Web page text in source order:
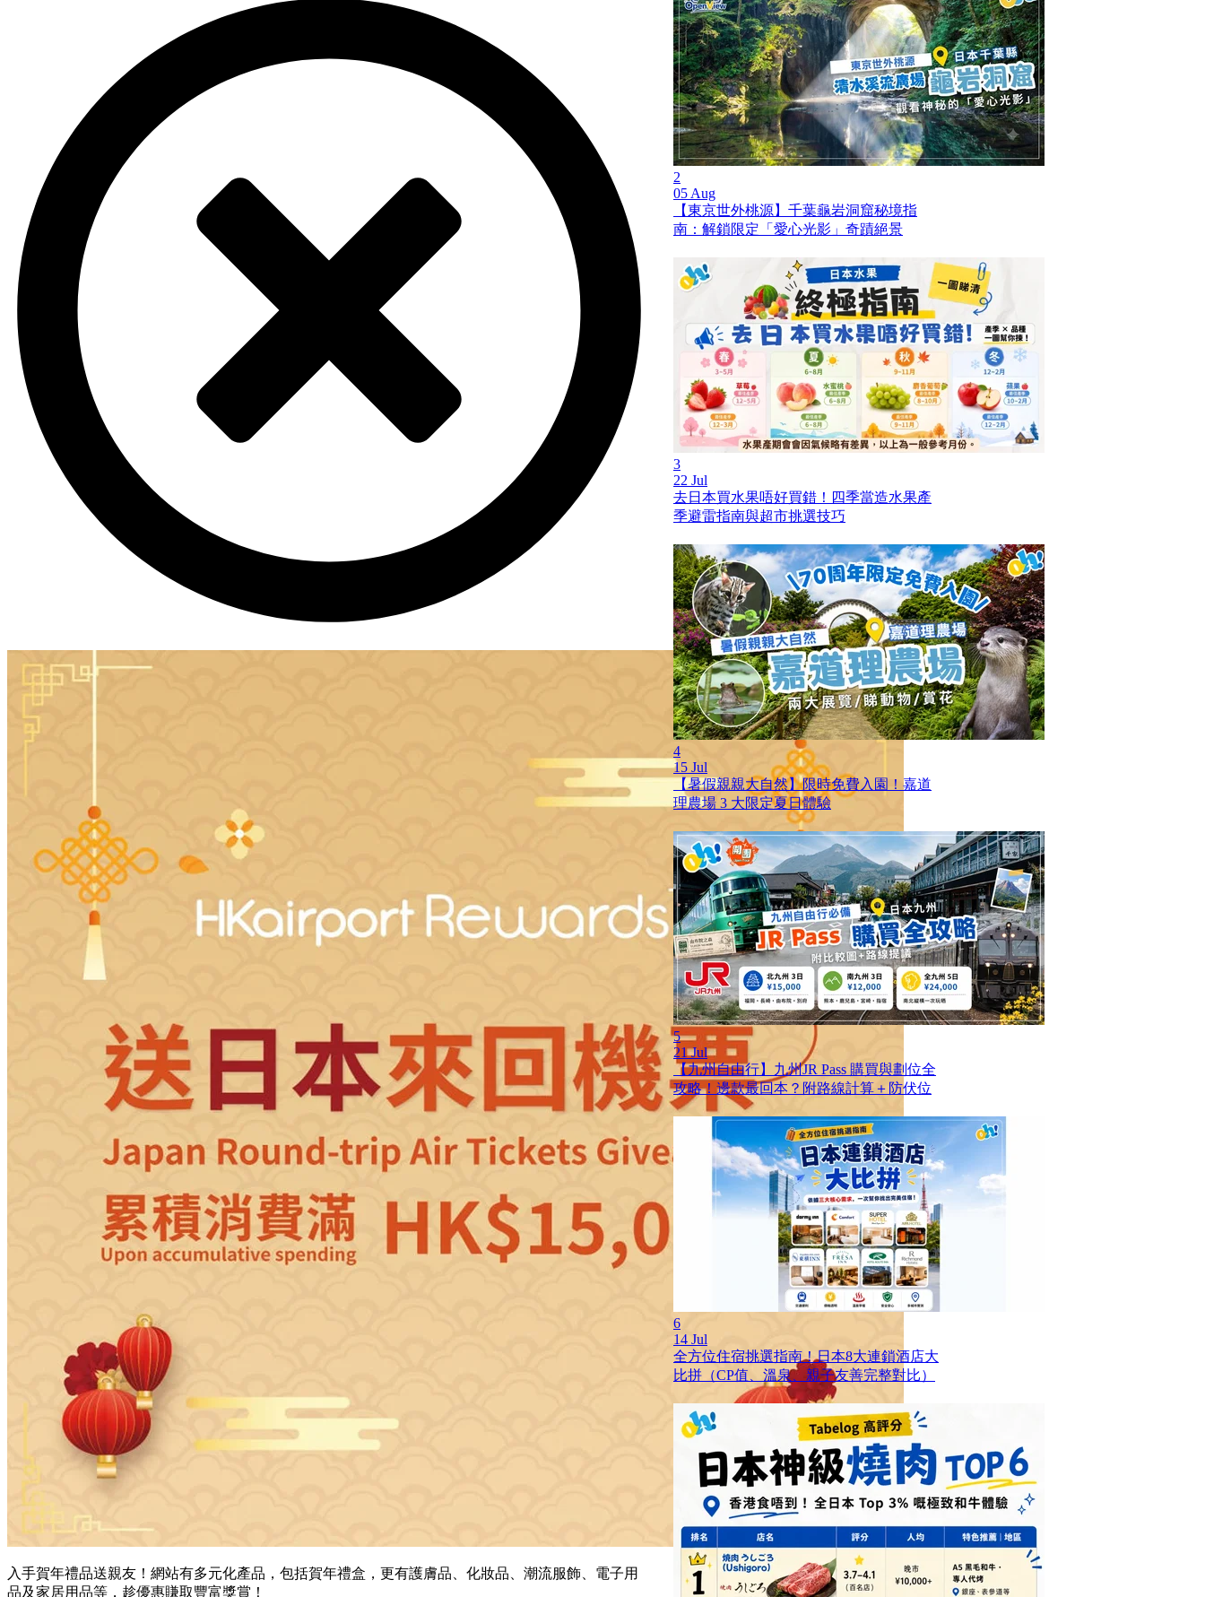
入手賀年禮品送親友！網站有多元化產品，包括賀年禮盒，更有護膚品、化妝品、潮流服飾、電子用
品及家居用品等，趁優惠賺取豐富獎賞！
2
05 Aug
【東京世外桃源】千葉龜岩洞窟秘境指
南：解鎖限定「愛心光影」奇蹟絕景
3
22 Jul
去日本買水果唔好買錯！四季當造水果產
季避雷指南與超市挑選技巧
4
15 Jul
【暑假親親大自然】限時免費入園！嘉道
理農場 3 大限定夏日體驗
5
21 Jul
【九州自由行】九州JR Pass 購買與劃位全
攻略！邊款最回本？附路線計算＋防伏位
6
14 Jul
全方位住宿挑選指南！日本8大連鎖酒店大
比拼（CP值、溫泉、親子友善完整對比）